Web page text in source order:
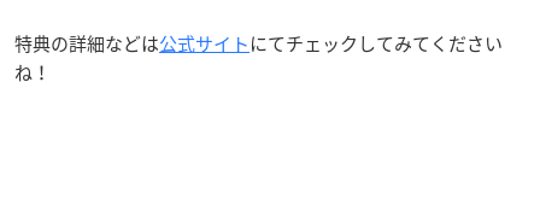
特典の詳細などは公式サイトにてチェックしてみてください
ね！